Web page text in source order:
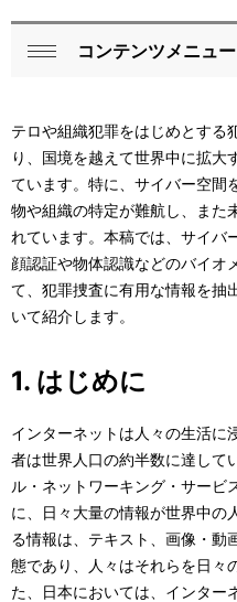
位
を
表
示
し
て
ま
。
ロ
カ
ル
ナ
ビ
ゲ
シ
ョ
ン
る
コンテンツメニュー
テロや組織犯罪をはじめとする
り、国境を越えて世界中に拡大
ています。特に、サイバー空間
物や組織の特定が難航し、また
れています。本稿では、サイバ
顔認証や物体認識などのバイオ
て、犯罪捜査に有用な情報を抽
いて紹介します。
1. はじめに
インターネットは人々の生活に
者は世界人口の約半数に達して
ル・ネットワーキング・サービ
に、日々大量の情報が世界中の
る情報は、テキスト、画像・動
態であり、人々はそれらを日々
た、日本においては、インター